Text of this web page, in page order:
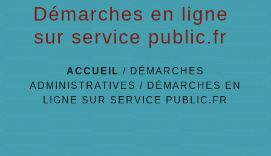
Démarches en ligne
sur service public.fr
ACCUEIL / DÉMARCHES
ADMINISTRATIVES / DÉMARCHES EN
LIGNE SUR SERVICE PUBLIC.FR